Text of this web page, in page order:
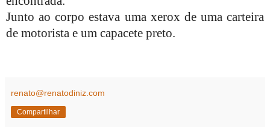
Junto ao corpo estava uma xerox de uma carteira
de motorista e um capacete preto.
renato@renatodiniz.com
Compartilhar